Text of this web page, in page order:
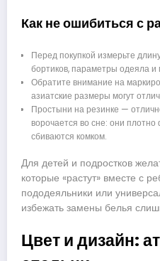
Как не ошибиться с
Перед покупкой измерьте
бортиков, параметры одеяла и
Обратите внимание на
азиатские размеры могут
Простыни на резинке —
ворочается во сне: они
сбиваются комком.
Для детей и подростков
которые «растут» вместе с
пододеяльники или
избежать замены белья
Цвет и дизайн: